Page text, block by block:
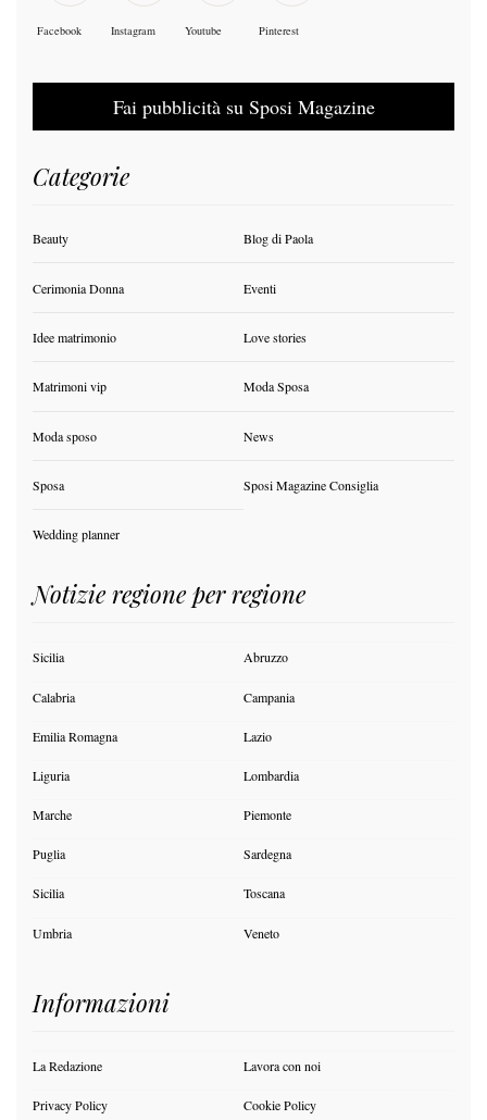
Facebook Instagram Youtube Pinterest
Fai pubblicità su Sposi Magazine
Categorie
Beauty Blog di Paola
Cerimonia Donna Eventi
Idee matrimonio Love stories
Matrimoni vip Moda Sposa
Moda sposo News
Sposa Sposi Magazine Consiglia
Wedding planner
Notizie regione per regione
Sicilia Abruzzo
Calabria Campania
Emilia Romagna Lazio
Liguria Lombardia
Marche Piemonte
Puglia Sardegna
Sicilia Toscana
Umbria Veneto
Informazioni
La Redazione Lavora con noi
Privacy Policy Cookie Policy